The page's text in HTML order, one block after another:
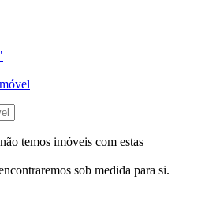
temos imóveis com estas
sob medida para si.